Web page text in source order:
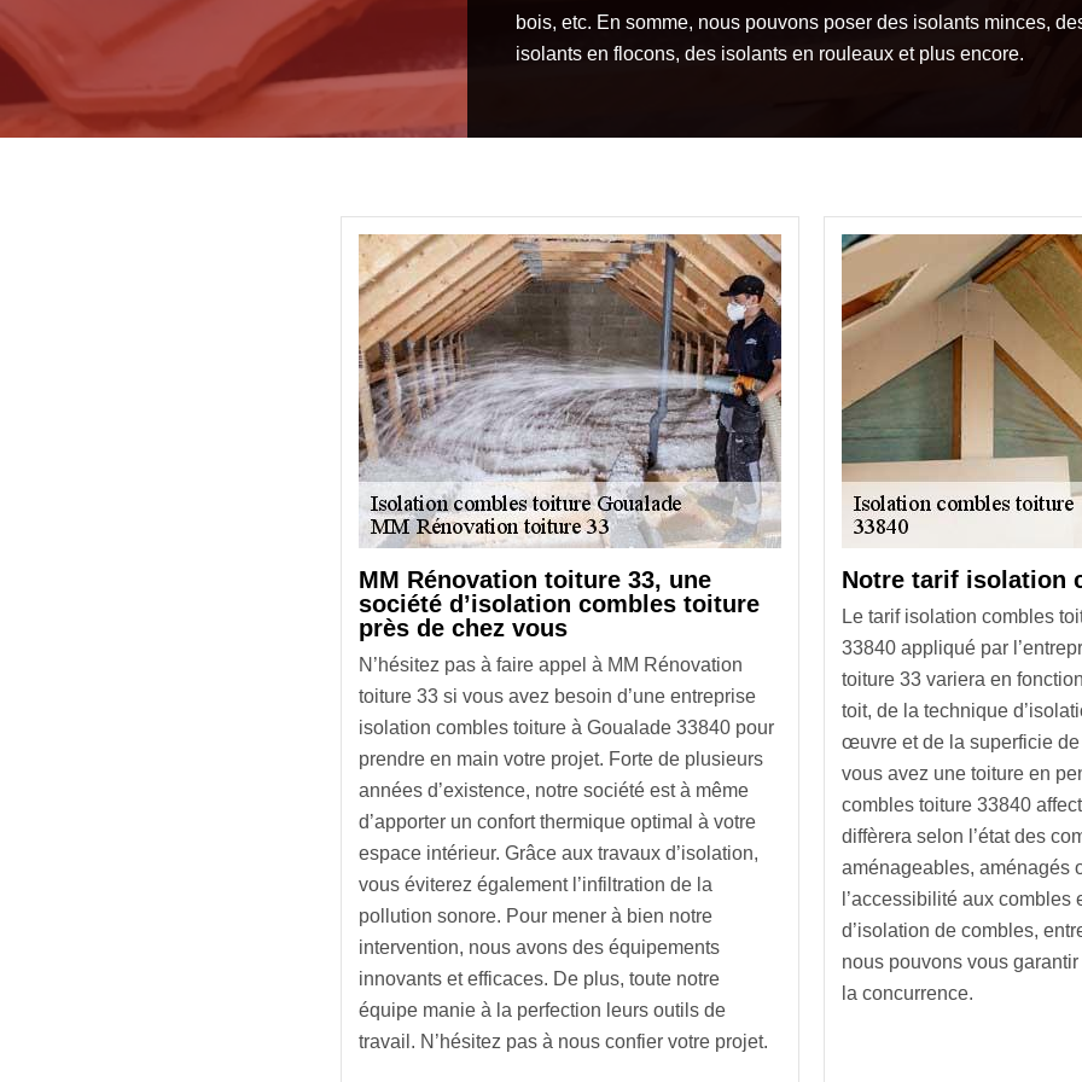
bois, etc. En somme, nous pouvons poser des isolants minces,
isolants en flocons, des isolants en rouleaux et plus encore.
MM Rénovation toiture 33, une
société d’isolation combles toiture
près de chez vous
N’hésitez pas à faire appel à MM Rénovation
toiture 33 si vous avez besoin d’une entreprise
isolation combles toiture à Goualade 33840 pour
prendre en main votre projet. Forte de plusieurs
années d’existence, notre société est à même
d’apporter un confort thermique optimal à votre
espace intérieur. Grâce aux travaux d’isolation,
vous éviterez également l’infiltration de la
pollution sonore. Pour mener à bien notre
intervention, nous avons des équipements
innovants et efficaces. De plus, toute notre
équipe manie à la perfection leurs outils de
travail. N’hésitez pas à nous confier votre projet.
Notre tarif isolation
Le tarif isolation combles
33840 appliqué par
toiture 33 variera en
toit, de la technique
œuvre et de la superficie
vous avez une toiture en
combles toiture 33840
diffèrera selon l’état des
aménageables, aménagés
l’accessibilité aux combles
d’isolation de combles,
nous pouvons vous
la concurrence.